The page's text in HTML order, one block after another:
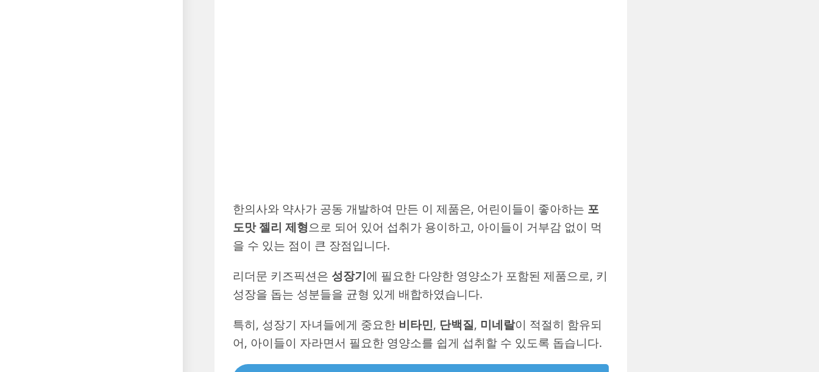
한의사와 약사가 공동 개발하여 만든 이 제품은, 어린이들이 좋아하는 포
도맛 젤리 제형으로 되어 있어 섭취가 용이하고, 아이들이 거부감 없이 먹
을 수 있는 점이 큰 장점입니다.
리더문 키즈픽션은 성장기에 필요한 다양한 영양소가 포함된 제품으로, 키
성장을 돕는 성분들을 균형 있게 배합하였습니다.
특히, 성장기 자녀들에게 중요한 비타민, 단백질, 미네랄이 적절히 함유되
어, 아이들이 자라면서 필요한 영양소를 쉽게 섭취할 수 있도록 돕습니다.